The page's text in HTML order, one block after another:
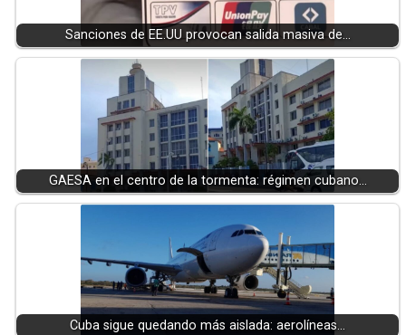
Sanciones de EE.UU provocan salida masiva de…
GAESA en el centro de la tormenta: régimen cubano…
Cuba sigue quedando más aislada: aerolíneas…